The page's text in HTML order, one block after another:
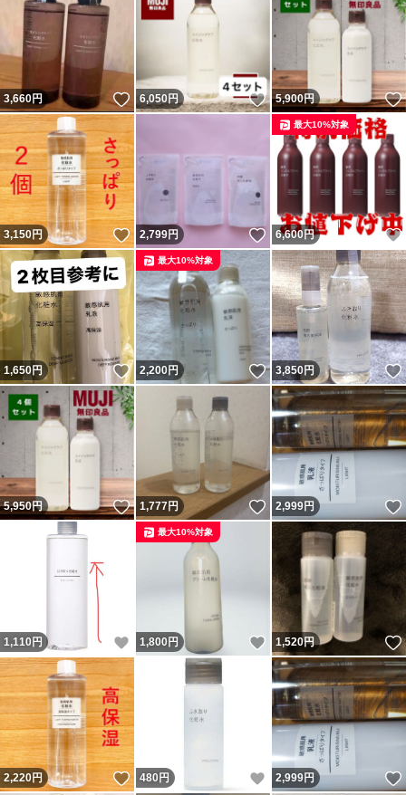
3,660円 いいね！
6,050円 いいね！
5,900円
3,150円 いいね！
2,799円 いいね！
6,600 円
最大10%対象
1,650円 いいね！
2,200円 いいね！
最大10%対象
3,850円
5,950円 いいね！
1,777円 いいね！
2,999円
1,110 円 いいね！
1,800 円 いいね！
最大10%対象
1,520円
2,220円 いいね！
480 円 いいね！
2,999円